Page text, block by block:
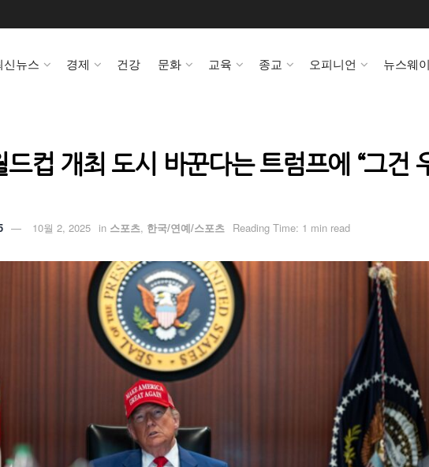
신뉴스 경제 건강 문화 교육 종교 오피니언 뉴스웨
드컵 개최 도시 바꾼다는 트럼프에 “그건
10월 2, 2025 in 스포츠, 한국/연예/스포츠 Reading Time: 1 min read